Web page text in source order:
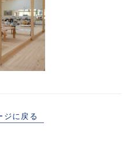
ジに戻る